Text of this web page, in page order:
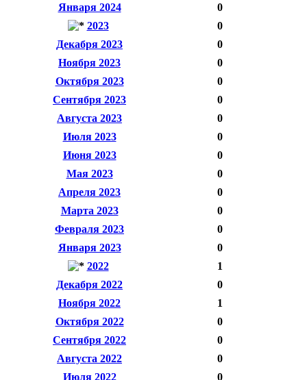
Января 2024
0
2023
0
Декабря 2023
0
Ноября 2023
0
Октября 2023
0
Сентября 2023
0
Августа 2023
0
Июля 2023
0
Июня 2023
0
Мая 2023
0
Апреля 2023
0
Марта 2023
0
Февраля 2023
0
Января 2023
0
2022
1
Декабря 2022
0
Ноября 2022
1
Октября 2022
0
Сентября 2022
0
Августа 2022
0
Июля 2022
0